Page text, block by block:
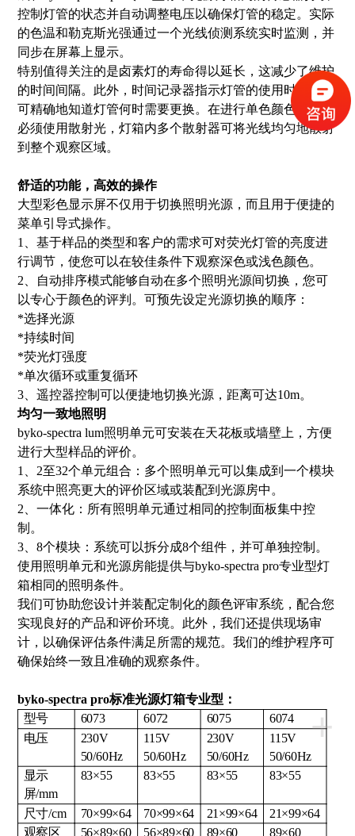
控制灯管的状态并自动调整电压以确保灯管的稳定。实际
的色温和勒克斯光强通过一个光线侦测系统实时监测，并
同步在屏幕上显示。
特别值得关注的是卤素灯的寿命得以延长，这减少了维护
的时间间隔。此外，时间记录器指示灯管的使用时长，您
可精确地知道灯管何时需要更换。在进行单色颜色评估时
必须使用散射光，灯箱内多个散射器可将光线均匀地散射
到整个观察区域。
舒适的功能，高效的操作
大型彩色显示屏不仅用于切换照明光源，而且用于便捷的
菜单引导式操作。
1、基于样品的类型和客户的需求可对荧光灯管的亮度进
行调节，使您可以在较佳条件下观察深色或浅色颜色。
2、自动排序模式能够自动在多个照明光源间切换，您可
以专心于颜色的评判。可预先设定光源切换的顺序：
*选择光源
*持续时间
*荧光灯强度
*单次循环或重复循环
3、遥控器控制可以便捷地切换光源，距离可达10m。
均匀一致地照明
byko-spectra lum照明单元可安装在天花板或墙壁上，方便
进行大型样品的评价。
1、2至32个单元组合：多个照明单元可以集成到一个模块
系统中照亮更大的评价区域或装配到光源房中。
2、一体化：所有照明单元通过相同的控制面板集中控
制。
3、8个模块：系统可以拆分成8个组件，并可单独控制。
使用照明单元和光源房能提供与byko-spectra pro专业型灯
箱相同的照明条件。
我们可协助您设计并装配定制化的颜色评审系统，配合您
实现良好的产品和评价环境。此外，我们还提供现场审
计，以确保评估条件满足所需的规范。我们的维护程序可
确保始终一致且准确的观察条件。
byko-spectra pro标准光源灯箱专业型 ：
+
型号 6073 6072 6075
6074
电压
230V
50/60Hz
115V
50/60Hz
230V
50/60Hz
115V
50/60Hz
显示
屏/mm
83×55 83×55 83×55 83×55
尺寸/cm 70×99×64 70×99×64 21×99×64
21×99×64
观察区
56×89×60 56×89×60 89×60 89×60